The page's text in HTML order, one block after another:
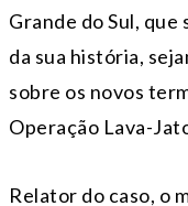
Grande do Sul,
da sua história,
sobre os novos
Operação Lava-
Relator do caso, o